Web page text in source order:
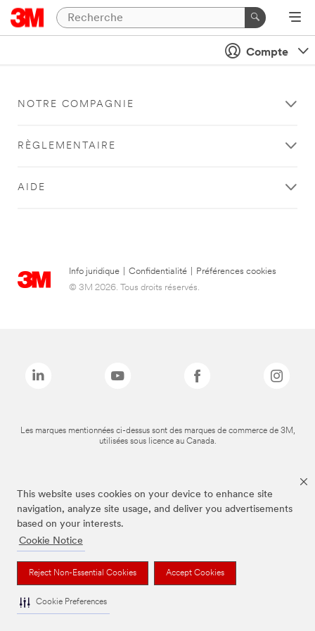
This website uses cookies on your device to enhance site
navigation, analyze site usage, and deliver you advertisements
based on your interests.
Cookie Notice
Reject Non-Essential Cookies Accept Cookies
Cookie Preferences
Compte
NOTRE COMPAGNIE
RÈGLEMENTAIRE
AIDE
Info juridique Confidentialité
Préférences cookies
© 3M 2026. Tous droits réservés.
Les marques mentionnées ci-dessus sont des marques de commerce de 3M,
utilisées sous licence au Canada.